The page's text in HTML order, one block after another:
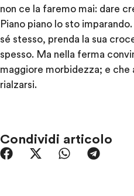
non ce la faremo mai: dare
Piano piano lo sto
sé stesso, prenda la sua
spesso. Ma nella ferma
maggiore morbidezza; e
rialzarsi.
Condividi articolo